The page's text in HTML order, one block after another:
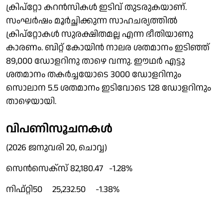
ക്രിപ്റ്റോ കറൻസികൾ ഇടിവ് തുടരുകയാണ്.
സംഘർഷം മൂർച്ഛിക്കുന്ന സാഹചര്യത്തിൽ
ക്രിപ്റ്റോകൾ സുരക്ഷിതമല്ല എന്ന ഭീതിയാണു
കാരണം. ബിറ്റ് കോയിൻ നാലര ശതമാനം ഇടിഞ്ഞ്
89,000 ഡോളറിനു താഴെ വന്നു. ഈഥർ എട്ടു
ശതമാനം തകർച്ചയോടെ 3000 ഡോളറിനും
സൊലാന 5.5 ശതമാനം ഇടിവോടെ 128 ഡോളറിനും
താഴെയായി.
വിപണിസൂചനകൾ
(2026 ജനുവരി 20, ചൊവ്വ)
സെൻസെക്സ് 82,180.47 -1.28%
നിഫ്റ്റി50 25,232.50 -1.38%